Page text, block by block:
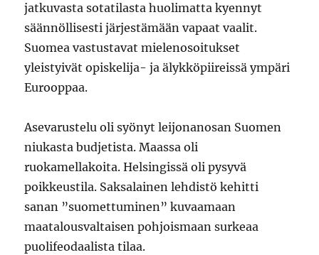
jatkuvasta sotatilasta huolimatta kyennyt
säännöllisesti järjestämään vapaat vaalit.
Suomea vastustavat mielenosoitukset
yleistyivät opiskelija- ja älykköpiireissä ympäri
Eurooppaa.
Asevarustelu oli syönyt leijonanosan Suomen
niukasta budjetista. Maassa oli
ruokamellakoita. Helsingissä oli pysyvä
poikkeustila. Saksalainen lehdistö kehitti
sanan ”suomettuminen” kuvaamaan
maatalousvaltaisen pohjoismaan surkeaa
puolifeodaalista tilaa.